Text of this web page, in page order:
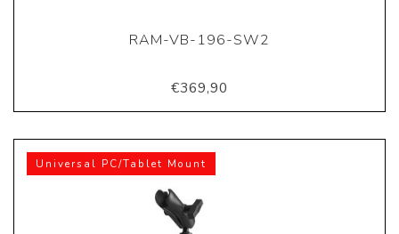
RAM-VB-196-SW2
€369,90
Universal PC/Tablet Mount